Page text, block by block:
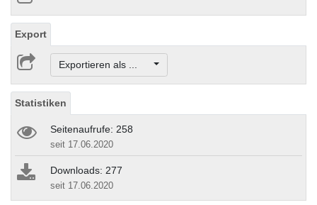
Export
Exportieren als ...
Statistiken
Seitenaufrufe: 258
seit 17.06.2020
Downloads: 277
seit 17.06.2020